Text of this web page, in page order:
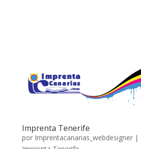
Imprenta Tenerife
por Imprentacanarias_webdesigner|